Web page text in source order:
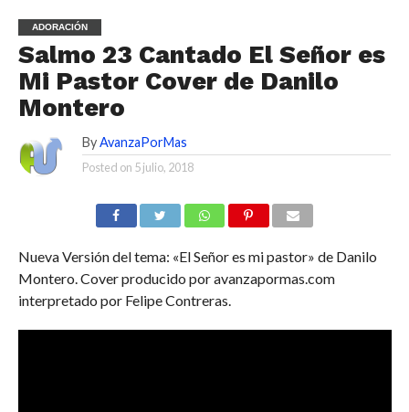
ADORACIÓN
Salmo 23 Cantado El Señor es
Mi Pastor Cover de Danilo
Montero
By AvanzaPorMas
Posted on 5 julio, 2018
Nueva Versión del tema: «El Señor es mi pastor» de Danilo
Montero. Cover producido por avanzapormas.com
interpretado por Felipe Contreras.